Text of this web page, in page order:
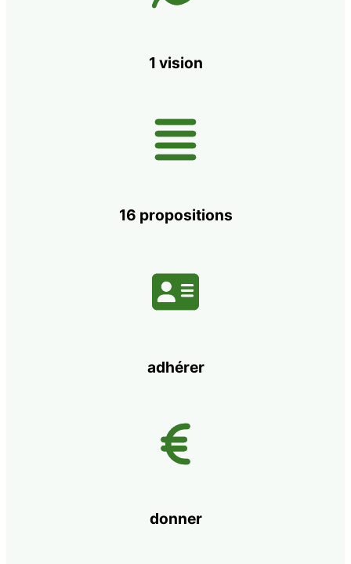
1 vision
16 propositions
adhérer
donner